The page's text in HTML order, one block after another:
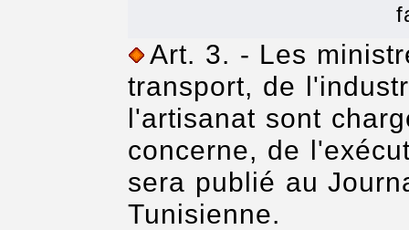
Art. 3. - Les
transport, de
l'artisanat sont
concerne, de
sera publié au
Tunisienne.